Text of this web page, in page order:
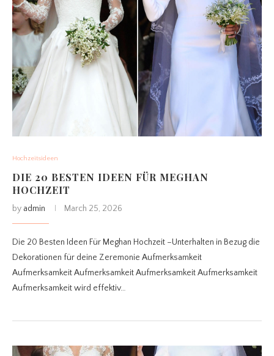
Hochzeitsideen
DIE 20 BESTEN IDEEN FÜR MEGHAN
HOCHZEIT
by admin March 25, 2026
Die 20 Besten Ideen Für Meghan Hochzeit –Unterhalten in Bezug die
Dekorationen für deine Zeremonie Aufmerksamkeit
Aufmerksamkeit Aufmerksamkeit Aufmerksamkeit Aufmerksamkeit
Aufmerksamkeit wird effektiv…